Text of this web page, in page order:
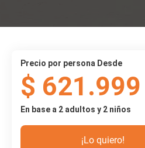
precio por persona Desde
$ 621.999
En base a 2 adultos y 2 niños
¡Lo quiero!